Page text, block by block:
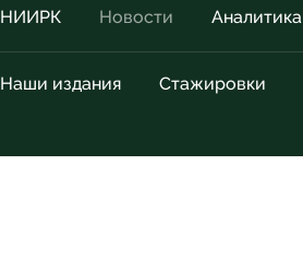
НИИРК Новости Аналитика
Наши издания Стажировки